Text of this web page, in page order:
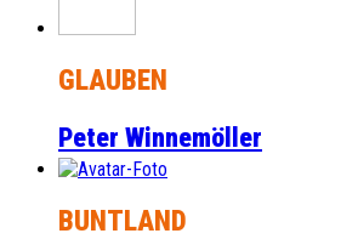
GLAUBEN
Peter Winnemöller
BUNTLAND